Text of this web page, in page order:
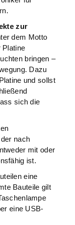
zur
dem Motto
Platine
bringen –
Dazu
und sollst
sich die
nach
mit oder
ist.
eine
Bauteile gilt
eine USB-